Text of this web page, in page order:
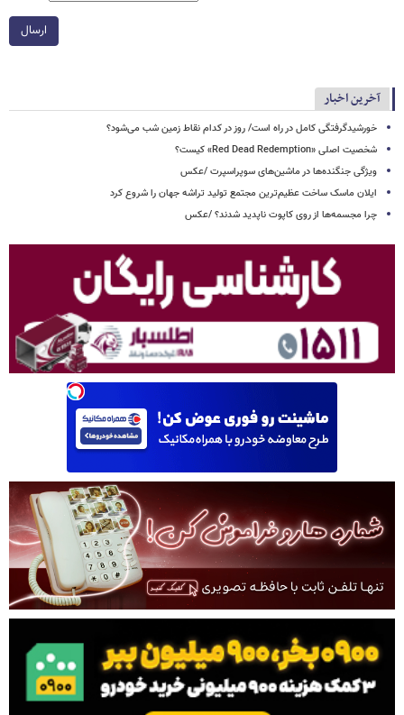
ارسال
آخرین اخبار
خورشیدگرفتگی کامل در راه است/ روز در کدام نقاط زمین شب می‌شود؟
شخصیت اصلی «Red Dead Redemption» کیست؟
ویژگی جنگنده‌ها در ماشین‌های سوپراسپرت /عکس
ایلان ماسک ساخت عظیم‌ترین مجتمع تولید تراشه جهان را شروع کرد
چرا مجسمه‌ها از روی کاپوت‌ ناپدید شدند؟ /عکس